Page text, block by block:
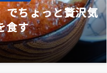
でちょっと贅沢気
食す